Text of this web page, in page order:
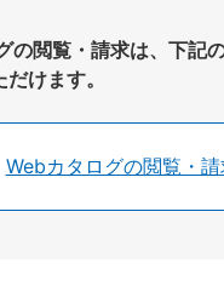
の閲覧・請求は、下記
けます。
Webカタログの閲覧・請